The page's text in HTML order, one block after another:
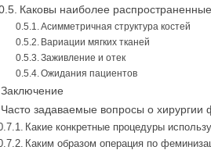
Каковы наиболее
Асимметричная структура костей
Вариации мягких тканей
Заживление и отек
Ожидания пациентов
Заключение
Часто задаваемые вопросы о хирургии
Какие конкретные процедуры
Каким образом операция по